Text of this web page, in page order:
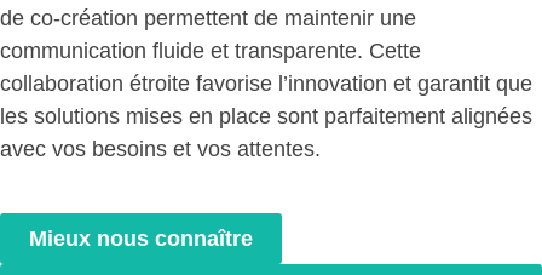
de co-création permettent de maintenir une
communication fluide et transparente. Cette
collaboration étroite favorise l’innovation et garantit que
les solutions mises en place sont parfaitement alignées
avec vos besoins et vos attentes.
Mieux nous connaître